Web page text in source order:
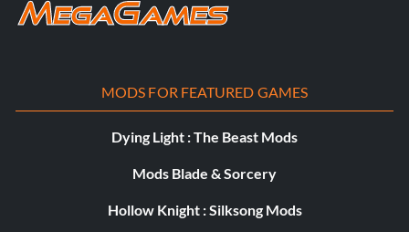
MODS FOR FEATURED GAMES
Dying Light : The Beast Mods
Mods Blade & Sorcery
Hollow Knight : Silksong Mods